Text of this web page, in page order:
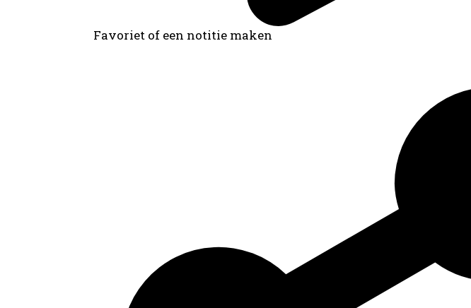
Favoriet of een notitie maken